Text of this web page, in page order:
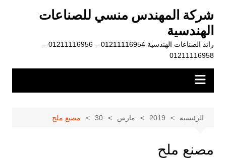
المحتوى
شركة المهندس منسي للصناعات
الهندسية
رائد الصناعات الهندسية 01211116954 – 01211116956 –
01211116958
الرئيسية 2019 مارس 30 مصنع ملح
مصنع ملح